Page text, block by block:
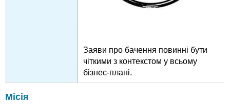
Заяви про бачення повинні бути
чіткими з контекстом у всьому
бізнес-плані.
Місія